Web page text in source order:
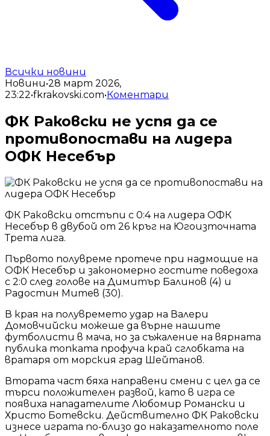
Всички новини
Новини•28 март 2026,
23:22•fkrakovski.com•Коментари
ФК Раковски не успя да се
противопостави на лидера
ОФК Несебър
ФК Раковски отстъпи с 0:4 на лидера ОФК
Несебър в двубой от 26 кръг на Югоизточната
Трета лига.
Първото полувреме протече при надмощие на
ОФК Несебър и закономерно гостите поведоха
с 2:0 след голове на Димитър Балинов (4) и
Радостин Митев (30).
В края на полувремето удар на Валери
Домовчийски можеше да върне нашите
футболисти в мача, но за съжаление на вярната
публика топката профуча край сглобката на
вратаря от морския град Шейтанов.
Втората част бяха направени смени с цел да се
търси положителен развой, като в игра се
появиха нападателите Любомир Романски и
Христо Ботевски. Действително ФК Раковски
изнесе играта по-близо до наказателното поле